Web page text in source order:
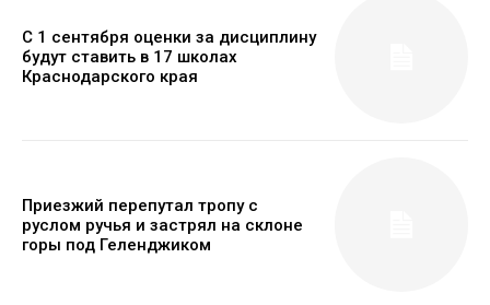
С 1 сентября оценки за дисциплину
будут ставить в 17 школах
Краснодарского края
Приезжий перепутал тропу с
руслом ручья и застрял на склоне
горы под Геленджиком